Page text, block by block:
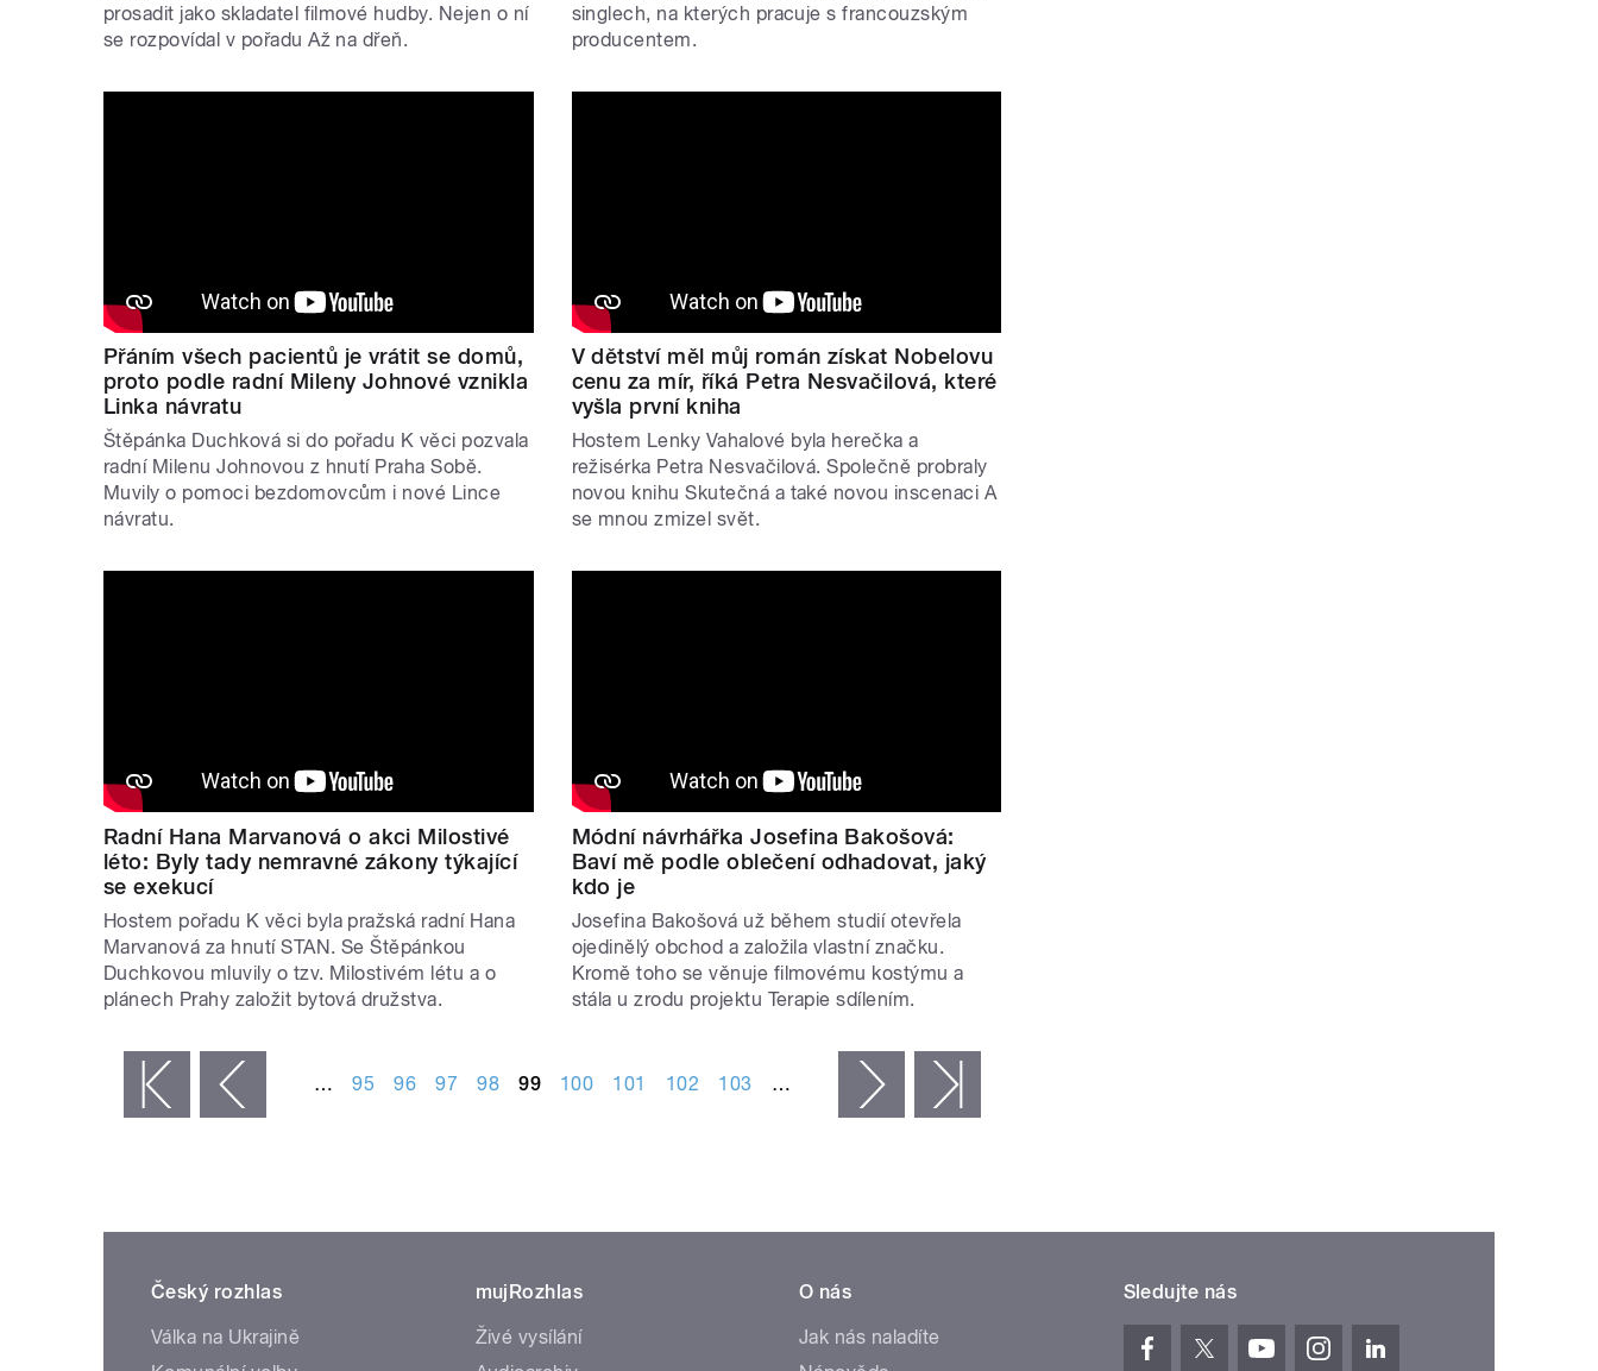
prosadit jako skladatel filmové hudby. Nejen o ní
se rozpovídal v pořadu Až na dřeň.
singlech, na kterých pracuje s francouzským
producentem.
Přáním všech pacientů je vrátit se domů,
proto podle radní Mileny Johnové vznikla
Linka návratu
Štěpánka Duchková si do pořadu K věci pozvala
radní Milenu Johnovou z hnutí Praha Sobě.
Muvily o pomoci bezdomovcům i nové Lince
návratu.
V dětství měl můj román získat Nobelovu
cenu za mír, říká Petra Nesvačilová, které
vyšla první kniha
Hostem Lenky Vahalové byla herečka a
režisérka Petra Nesvačilová. Společně probraly
novou knihu Skutečná a také novou inscenaci A
se mnou zmizel svět.
Radní Hana Marvanová o akci Milostivé
léto: Byly tady nemravné zákony týkající
se exekucí
Hostem pořadu K věci byla pražská radní Hana
Marvanová za hnutí STAN. Se Štěpánkou
Duchkovou mluvily o tzv. Milostivém létu a o
plánech Prahy založit bytová družstva.
Módní návrhářka Josefina Bakošová:
Baví mě podle oblečení odhadovat, jaký
kdo je
Josefina Bakošová už během studií otevřela
ojedinělý obchod a založila vlastní značku.
Kromě toho se věnuje filmovému kostýmu a
stála u zrodu projektu Terapie sdílením.
‹ předchozí … 95 96 97 98 99 100 101 102 103 … následující ›
Český rozhlas
Válka na Ukrajině
mujRozhlas
Živé vysílání
O nás
Jak nás naladíte
Sledujte nás